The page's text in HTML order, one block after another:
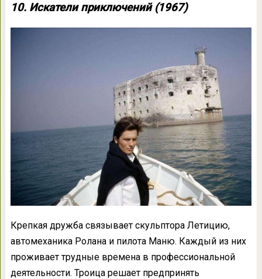
10. Искатели приключений (1967)
Крепкая дружба связывает скульптора Летицию,
автомеханика Ролана и пилота Маню. Каждый из них
проживает трудные времена в профессиональной
деятельности. Троица решает предпринять